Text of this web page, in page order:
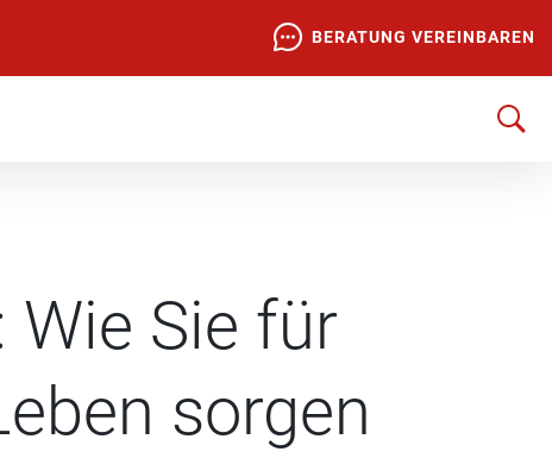
BERATUNG VEREINBAREN
Sie für
sorgen